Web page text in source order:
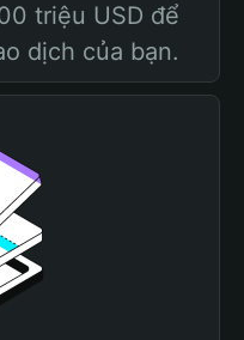
triệu USD để
dịch của bạn.